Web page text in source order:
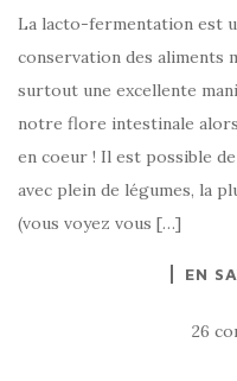
La lacto-fermentation est
conservation des aliments
surtout une excellente
notre flore intestinale
en coeur ! Il est possible
avec plein de légumes, la
(vous voyez vous […]
EN
26